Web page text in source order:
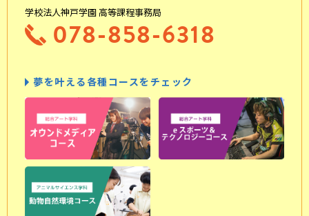
学校法人神戸学園 高等課程事務局
078-858-6318
夢を叶える各種コースをチェック